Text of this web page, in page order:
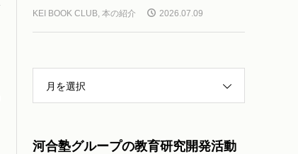
KEI BOOK CLUB,本の紹介 2026.07.09
月を選択
河合塾グループの教育研究開発活動